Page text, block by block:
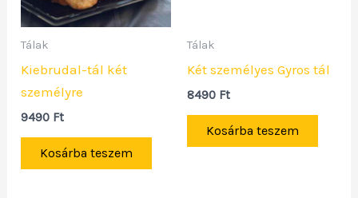
Tálak
Kiebrudal-tál két
személyre
9490 Ft
Kosárba teszem
Tálak
Két személyes Gyros tál
8490 Ft
Kosárba teszem